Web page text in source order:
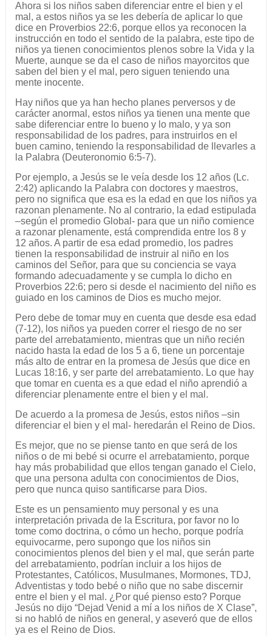
Ahora si los niños saben diferenciar entre el bien y el
mal, a estos niños ya se les debería de aplicar lo que
dice en Proverbios 22:6, porque ellos ya reconocen la
instrucción en todo el sentido de la palabra, este tipo de
niños ya tienen conocimientos plenos sobre la Vida y la
Muerte, aunque se da el caso de niños mayorcitos que
saben del bien y el mal, pero siguen teniendo una
mente inocente.
Hay niños que ya han hecho planes perversos y de
carácter anormal, estos niños ya tienen una mente que
sabe diferenciar entre lo bueno y lo malo, y ya son
responsabilidad de los padres, para instruirlos en el
buen camino, teniendo la responsabilidad de llevarles a
la Palabra (Deuteronomio 6:5-7).
Por ejemplo, a Jesús se le veía desde los 12 años (Lc.
2:42) aplicando la Palabra con doctores y maestros,
pero no significa que esa es la edad en que los niños ya
razonan plenamente. No al contrario, la edad estipulada
–según el promedio Global- para que un niño comience
a razonar plenamente, está comprendida entre los 8 y
12 años. A partir de esa edad promedio, los padres
tienen la responsabilidad de instruir al niño en los
caminos del Señor, para que su conciencia se vaya
formando adecuadamente y se cumpla lo dicho en
Proverbios 22:6; pero si desde el nacimiento del niño es
guiado en los caminos de Dios es mucho mejor.
Pero debe de tomar muy en cuenta que desde esa edad
(7-12), los niños ya pueden correr el riesgo de no ser
parte del arrebatamiento, mientras que un niño recién
nacido hasta la edad de los 5 a 6, tiene un porcentaje
más alto de entrar en la promesa de Jesús que dice en
Lucas 18:16, y ser parte del arrebatamiento. Lo que hay
que tomar en cuenta es a que edad el niño aprendió a
diferenciar plenamente entre el bien y el mal.
De acuerdo a la promesa de Jesús, estos niños –sin
diferenciar el bien y el mal- heredarán el Reino de Dios.
Es mejor, que no se piense tanto en que será de los
niños o de mi bebé si ocurre el arrebatamiento, porque
hay más probabilidad que ellos tengan ganado el Cielo,
que una persona adulta con conocimientos de Dios,
pero que nunca quiso santificarse para Dios.
Este es un pensamiento muy personal y es una
interpretación privada de la Escritura, por favor no lo
tome como doctrina, o cómo un hecho, porque podría
equivocarme, pero supongo que los niños sin
conocimientos plenos del bien y el mal, que serán parte
del arrebatamiento, podrían incluir a los hijos de
Protestantes, Católicos, Musulmanes, Mormones, TDJ,
Adventistas y todo bebé o niño que no sabe discernir
entre el bien y el mal. ¿Por qué pienso esto? Porque
Jesús no dijo “Dejad Venid a mí a los niños de X Clase”,
si no habló de niños en general, y aseveró que de ellos
ya es el Reino de Dios.